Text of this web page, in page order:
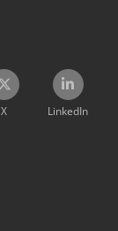
X LinkedIn